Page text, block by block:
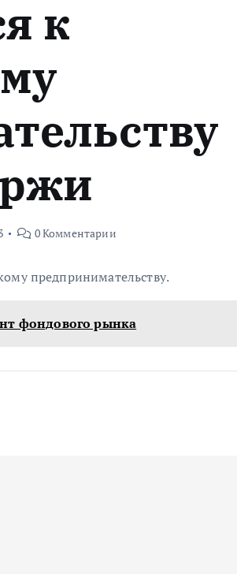
к
0 Комментарии
предпринимательству.
фондового рынка